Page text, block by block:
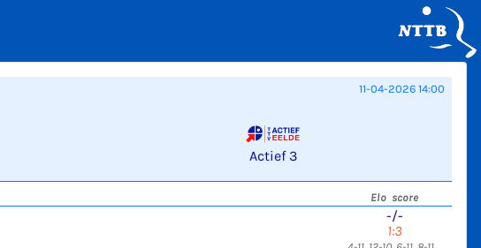
11-04-2026 14:00
Actief 3
Elo score
-/-
1:3